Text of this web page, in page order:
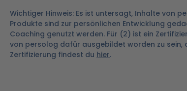
Wichtiger Hinweis: Es ist untersagt, Inhalte von
Produkte sind zur persönlichen Entwicklung
Coaching genutzt werden. Für (2) ist ein
von persolog dafür ausgebildet worden zu sein,
Zertifizierung findest du hier.